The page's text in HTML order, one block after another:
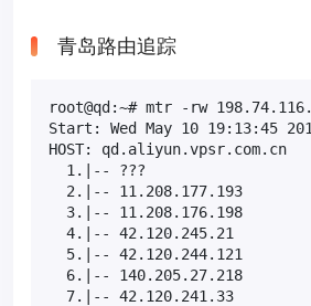
青岛路由追踪
root@qd:~# mtr -rw
Start: Wed May 10 19:13:45
HOST:
1.|-- ???
2.|-- 11.208.177.193
3.|-- 11.208.176.198
4.|-- 42.120.245.21
5.|-- 42.120.244.121
6.|-- 140.205.27.218
7.|-- 42.120.241.33